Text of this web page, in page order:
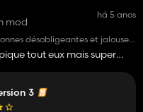
mod
há 5 anos
désobligeantes et jalouse
peuvent retourner dans leur nid a serpent
et si tout va bien faire des
tout eux mais super
pour le taf elle et
3